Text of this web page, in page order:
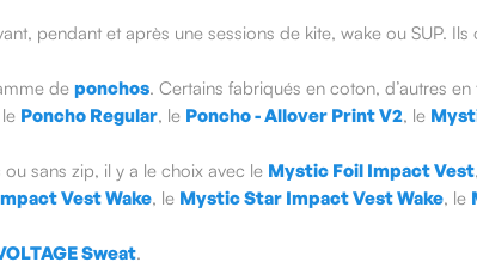
pendant et après une sessions de kite, wake ou SUP.
de ponchos. Certains fabriqués en coton, d’autres
Poncho Regular, le Poncho - Allover Print V2, le
sans zip, il y a le choix avec le Mystic Foil Impact Vest
Vest Wake, le Mystic Star Impact Vest Wake, le
Sweat.